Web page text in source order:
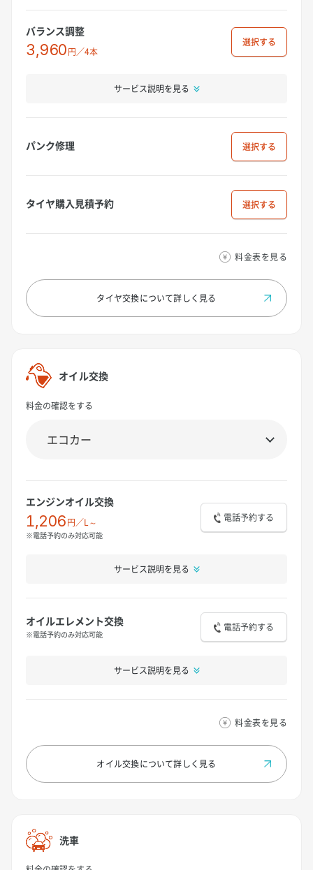
バランス調整
3,960円／4本
選択
サービス説明を見る
パンク修理 選択
タイヤ購入見積予約 選択
料金表を見る
タイヤ交換について詳しく見る
オイル交換
料金の確認をする
エンジンオイル交換
1,206円／L～
※電話予約のみ対応可能
電話予約する
サービス説明を見る
オイルエレメント交換
※電話予約のみ対応可能
電話予約する
サービス説明を見る
料金表を見る
オイル交換について詳しく見る
洗車